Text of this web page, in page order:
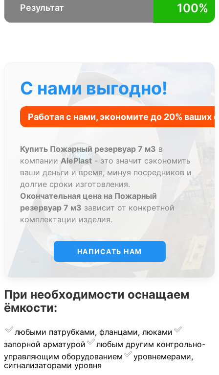
Результат 100%
С нами выгодно!
Купить Пожарный резервуар 7 м3 в
компании AlePlast - это значит сэкономить
ваши деньги и время, минуя посредников и
долгие сроки изготовления.
Окончательная цена на Пожарный
резервуар 7 м3 зависит от конкретной
комплектации изделия.
НАПИСАТЬ НАМ
При необходимости оснащаем
ёмкости:
любыми патрубками, фланцами, люками
запорной арматурой
︎любым другим контрольно-
управляющим оборудованием
уровнемерами,
сигнализаторами уровня